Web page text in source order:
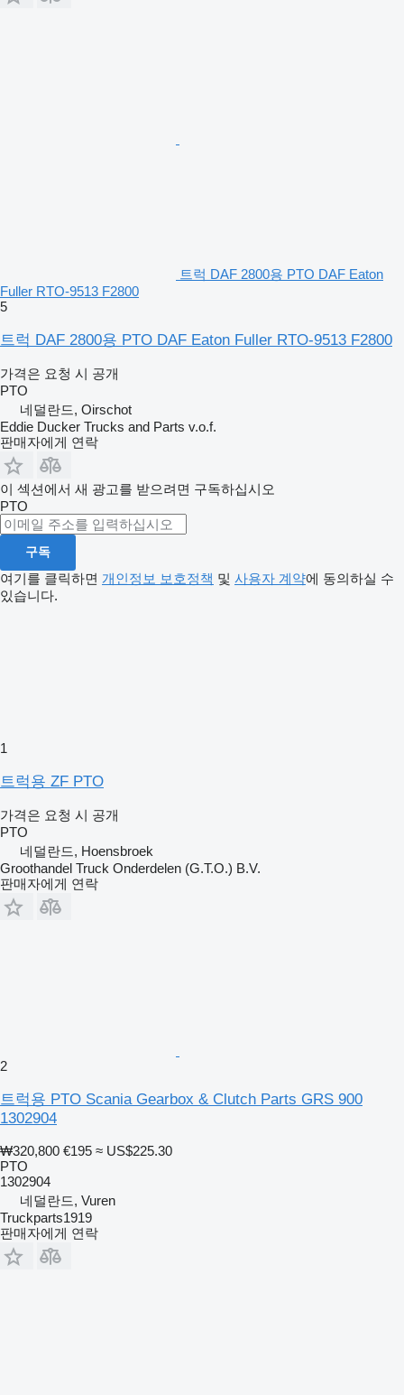
트럭 DAF 2800용 PTO DAF Eaton
Fuller RTO-9513 F2800
5
트럭 DAF 2800용 PTO DAF Eaton Fuller RTO-9513 F2800
가격은 요청 시 공개
PTO
네덜란드, Oirschot
Eddie Ducker Trucks and Parts v.o.f.
판매자에게 연락
이 섹션에서 새 광고를 받으려면 구독하십시오
PTO
구독
여기를 클릭하면 개인정보 보호정책 및 사용자 계약에 동의하실 수
있습니다.
1
트럭용 ZF PTO
가격은 요청 시 공개
PTO
네덜란드, Hoensbroek
Groothandel Truck Onderdelen (G.T.O.) B.V.
판매자에게 연락
2
트럭용 PTO Scania Gearbox & Clutch Parts GRS 900
1302904
₩320,800 €195 ≈ US$225.30
PTO
1302904
네덜란드, Vuren
Truckparts1919
판매자에게 연락